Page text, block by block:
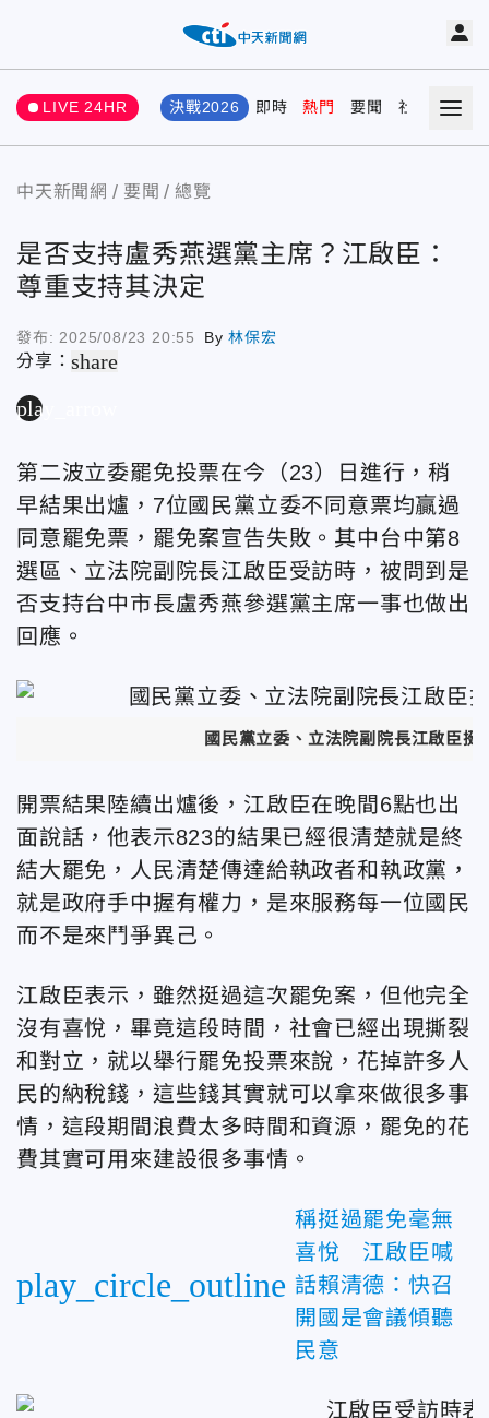
LIVE 24HR 決戰2026 即時 熱門 要聞 社會 娛樂
中天新聞網 要聞 總覽
是否支持盧秀燕選黨主席？江啟臣：
尊重支持其決定
發布: 2025/08/23 20:55 By林保宏
分享：share
play_arrow
第二波立委罷免投票在今（23）日進行，稍
早結果出爐，7位國民黨立委不同意票均贏過
同意罷免票，罷免案宣告失敗。其中台中第8
選區、立法院副院長江啟臣受訪時，被問到是
否支持台中市長盧秀燕參選黨主席一事也做出
回應。
國民黨立委、立法院副院長江啟臣
開票結果陸續出爐後，江啟臣在晚間6點也出
面說話，他表示823的結果已經很清楚就是終
結大罷免，人民清楚傳達給執政者和執政黨，
就是政府手中握有權力，是來服務每一位國民
而不是來鬥爭異己。
江啟臣表示，雖然挺過這次罷免案，但他完全
沒有喜悅，畢竟這段時間，社會已經出現撕裂
和對立，就以舉行罷免投票來說，花掉許多人
民的納稅錢，這些錢其實就可以拿來做很多事
情，這段期間浪費太多時間和資源，罷免的花
費其實可用來建設很多事情。
play_circle_outline
稱挺過罷免毫無
喜悅 江啟臣喊
話賴清德：快召
開國是會議傾聽
民意